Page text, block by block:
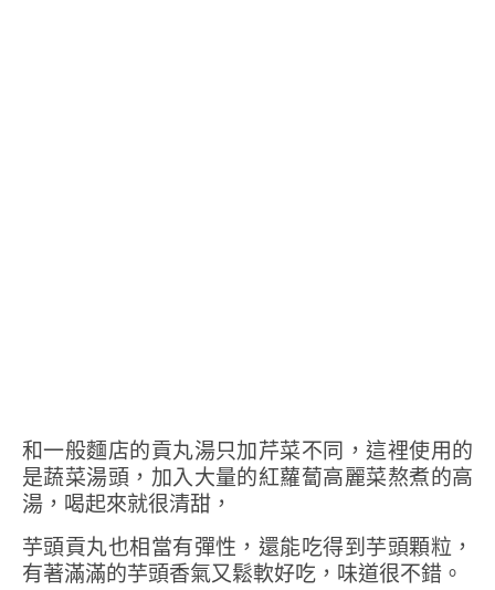
和一般麵店的貢丸湯只加芹菜不同，這裡使用的
是蔬菜湯頭，加入大量的紅蘿蔔高麗菜熬煮的高
湯，喝起來就很清甜，
芋頭貢丸也相當有彈性，還能吃得到芋頭顆粒，
有著滿滿的芋頭香氣又鬆軟好吃，味道很不錯。